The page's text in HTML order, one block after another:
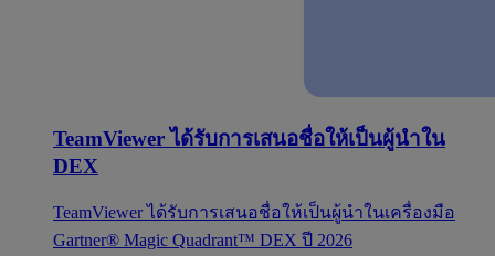
TeamViewer ได้รับการเสนอชื่อให้เป็นผู้นำใน
DEX
TeamViewer ได้รับการเสนอชื่อให้เป็นผู้นำในเครื่องมือ
Gartner® Magic Quadrant™ DEX ปี 2026